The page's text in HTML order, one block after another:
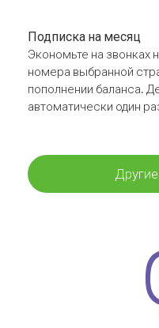
Подписка на месяц
Экономьте на звонках
номера выбранной
пополнении баланса.
автоматически один